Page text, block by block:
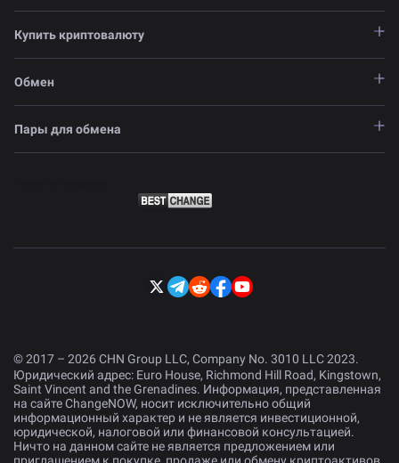
Купить криптовалюту
Обмен
Пары для обмена
© 2017 – 2026 CHN Group LLC, Company No. 3010 LLC 2023.
Юридический адрес: Euro House, Richmond Hill Road, Kingstown,
Saint Vincent and the Grenadines. Информация, представленная
на сайте ChangeNOW, носит исключительно общий
информационный характер и не является инвестиционной,
юридической, налоговой или финансовой консультацией.
Ничто на данном сайте не является предложением или